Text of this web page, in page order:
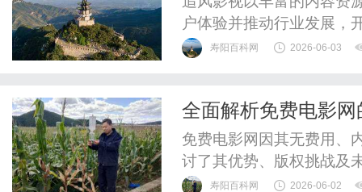
户体验并推动行业发展，
寿阳百科网 2026-06-03
全面解析免费电影
免费电影网因其无费用、
讨了其优势、版权挑战及
来。寿阳百科网 2026-06-02